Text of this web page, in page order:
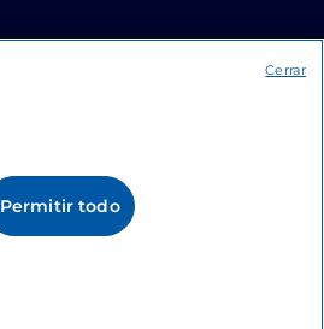
Permitir todo
Cerrar